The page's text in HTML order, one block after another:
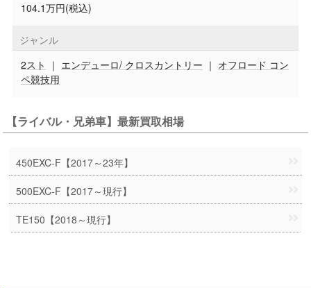
104.1万円(税込)
ジャンル
2スト
｜ エンデューロ/ クロスカントリー ｜ オフロード コン
ペ競技用
【ライバル・兄弟車】最新買取相場
450EXC-F【2017～23年】
500EXC-F【2017～現行】
TE150【2018～現行】